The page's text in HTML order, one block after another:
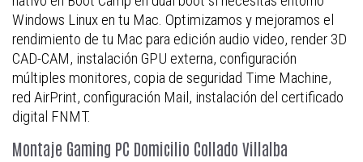
Windows Linux en tu Mac. Optimizamos y mejoramos el
rendimiento de tu Mac para edición audio video, render 3D
CAD-CAM, instalación GPU externa, configuración
múltiples monitores, copia de seguridad Time Machine,
red AirPrint, configuración Mail, instalación del certificado
digital FNMT.
Montaje Gaming PC Domicilio Collado Villalba